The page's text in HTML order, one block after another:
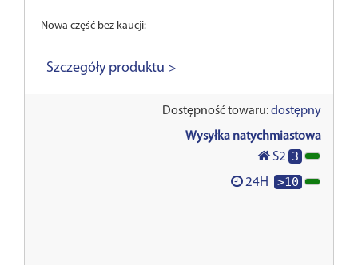
Nowa część bez kaucji:
Szczegóły produktu >
Dostępność towaru:dostępny
Wysyłka natychmiastowa
S2 3
24H >10